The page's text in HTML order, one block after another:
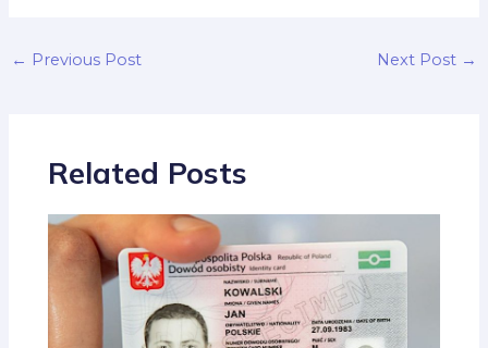
← Previous Post Next Post →
Related Posts